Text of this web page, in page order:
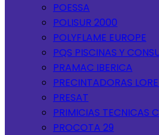
POESSA
POLISUR 2000
POLYFLAME EUROPE
PQS PISCINAS Y
PRAMAC IBERICA
PRECINTADORAS
PRESAT
PRIMICIAS TECNICAS
PROCOTA 29